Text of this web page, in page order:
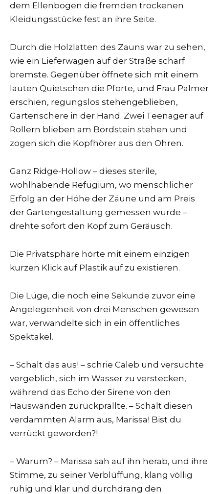
dem Ellenbogen die fremden trockenen
Kleidungsstücke fest an ihre Seite.
Durch die Holzlatten des Zauns war zu sehen,
wie ein Lieferwagen auf der Straße scharf
bremste. Gegenüber öffnete sich mit einem
lauten Quietschen die Pforte, und Frau Palmer
erschien, regungslos stehengeblieben,
Gartenschere in der Hand. Zwei Teenager auf
Rollern blieben am Bordstein stehen und
zogen sich die Kopfhörer aus den Ohren.
Ganz Ridge-Hollow – dieses sterile,
wohlhabende Refugium, wo menschlicher
Erfolg an der Höhe der Zäune und am Preis
der Gartengestaltung gemessen wurde –
drehte sofort den Kopf zum Geräusch.
Die Privatsphäre hörte mit einem einzigen
kurzen Klick auf Plastik auf zu existieren.
Die Lüge, die noch eine Sekunde zuvor eine
Angelegenheit von drei Menschen gewesen
war, verwandelte sich in ein öffentliches
Spektakel.
– Schalt das aus! – schrie Caleb und versuchte
vergeblich, sich im Wasser zu verstecken,
während das Echo der Sirene von den
Hauswänden zurückprallte. – Schalt diesen
verdammten Alarm aus, Marissa! Bist du
verrückt geworden?!
– Warum? – Marissa sah auf ihn herab, und ihre
Stimme, zu seiner Verblüffung, klang völlig
ruhig und klar und durchdrang den